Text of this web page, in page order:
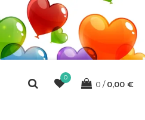
0
0 0,00 €